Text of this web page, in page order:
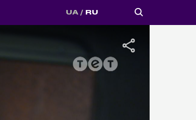
UA RU